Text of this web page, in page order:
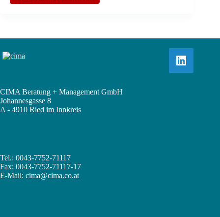
CIMA Beratung + Management GmbH
Johannesgasse 8
A - 4910 Ried im Innkreis
Tel.: 0043-7752-71117
Fax: 0043-7752-71117-17
E-Mail: cima@cima.co.at